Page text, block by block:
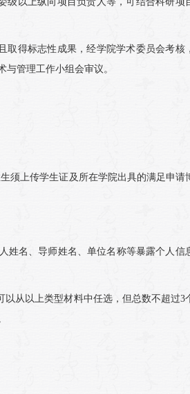
取得标志性成果，经学院学术委员会考核
管理工作小组会审议。
须上传学生证及所在学院出具的满足申请
姓名、导师姓名、单位名称等暴露个人信
以从以上类型材料中任选，但总数不超过3